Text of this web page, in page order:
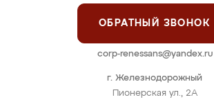
г. Железнодорожный
Пионерская ул., 2А
ОБРАТНЫЙ ЗВОНОК
corp-renessans@yandex.ru